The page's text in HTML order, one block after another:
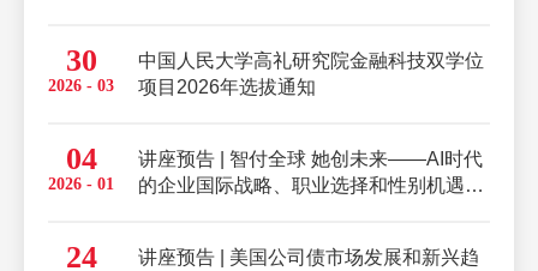
30
2026 - 03
中国人民大学高礼研究院金融科技双学位
项目2026年选拔通知
04
2026 - 01
讲座预告 | 智付全球 她创未来——AI时代
的企业国际战略、职业选择和性别机遇的
24
讲座预告 | 美国公司债市场发展和新兴趋